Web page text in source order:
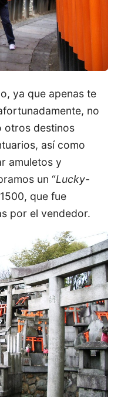
ya que apenas te
no
otros destinos
así como
amuletos y
un “Lucky-
que fue
por el vendedor.